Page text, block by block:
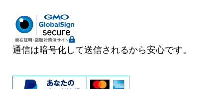
通信は暗号化して送信されるから安心です。